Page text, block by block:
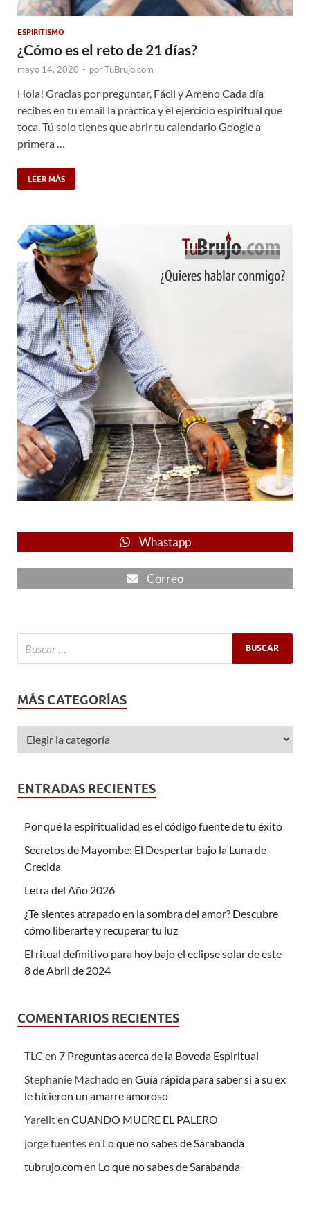
ESPIRITISMO
¿Cómo es el reto de 21 días?
mayo 14, 2020 - porTuBrujo.com
Hola! Gracias por preguntar, Fácil y Ameno Cada día
recibes en tu email la práctica y el ejercicio espiritual que
toca. Tú solo tienes que abrir tu calendario Google a
primera …
LEER MÁS
Whastapp
Correo
MÁS CATEGORÍAS
ENTRADAS RECIENTES
Por qué la espiritualidad es el código fuente de tu éxito
Secretos de Mayombe: El Despertar bajo la Luna de
Crecida
Letra del Año 2026
¿Te sientes atrapado en la sombra del amor? Descubre
cómo liberarte y recuperar tu luz
El ritual definitivo para hoy bajo el eclipse solar de este
8 de Abril de 2024
COMENTARIOS RECIENTES
TLC en 7 Preguntas acerca de la Boveda Espiritual
Stephanie Machadoen Guía rápida para saber si a su ex
le hicieron un amarre amoroso
Yareliten CUANDO MUERE EL PALERO
jorge fuentesen Lo que no sabes de Sarabanda
tubrujo.comen Lo que no sabes de Sarabanda